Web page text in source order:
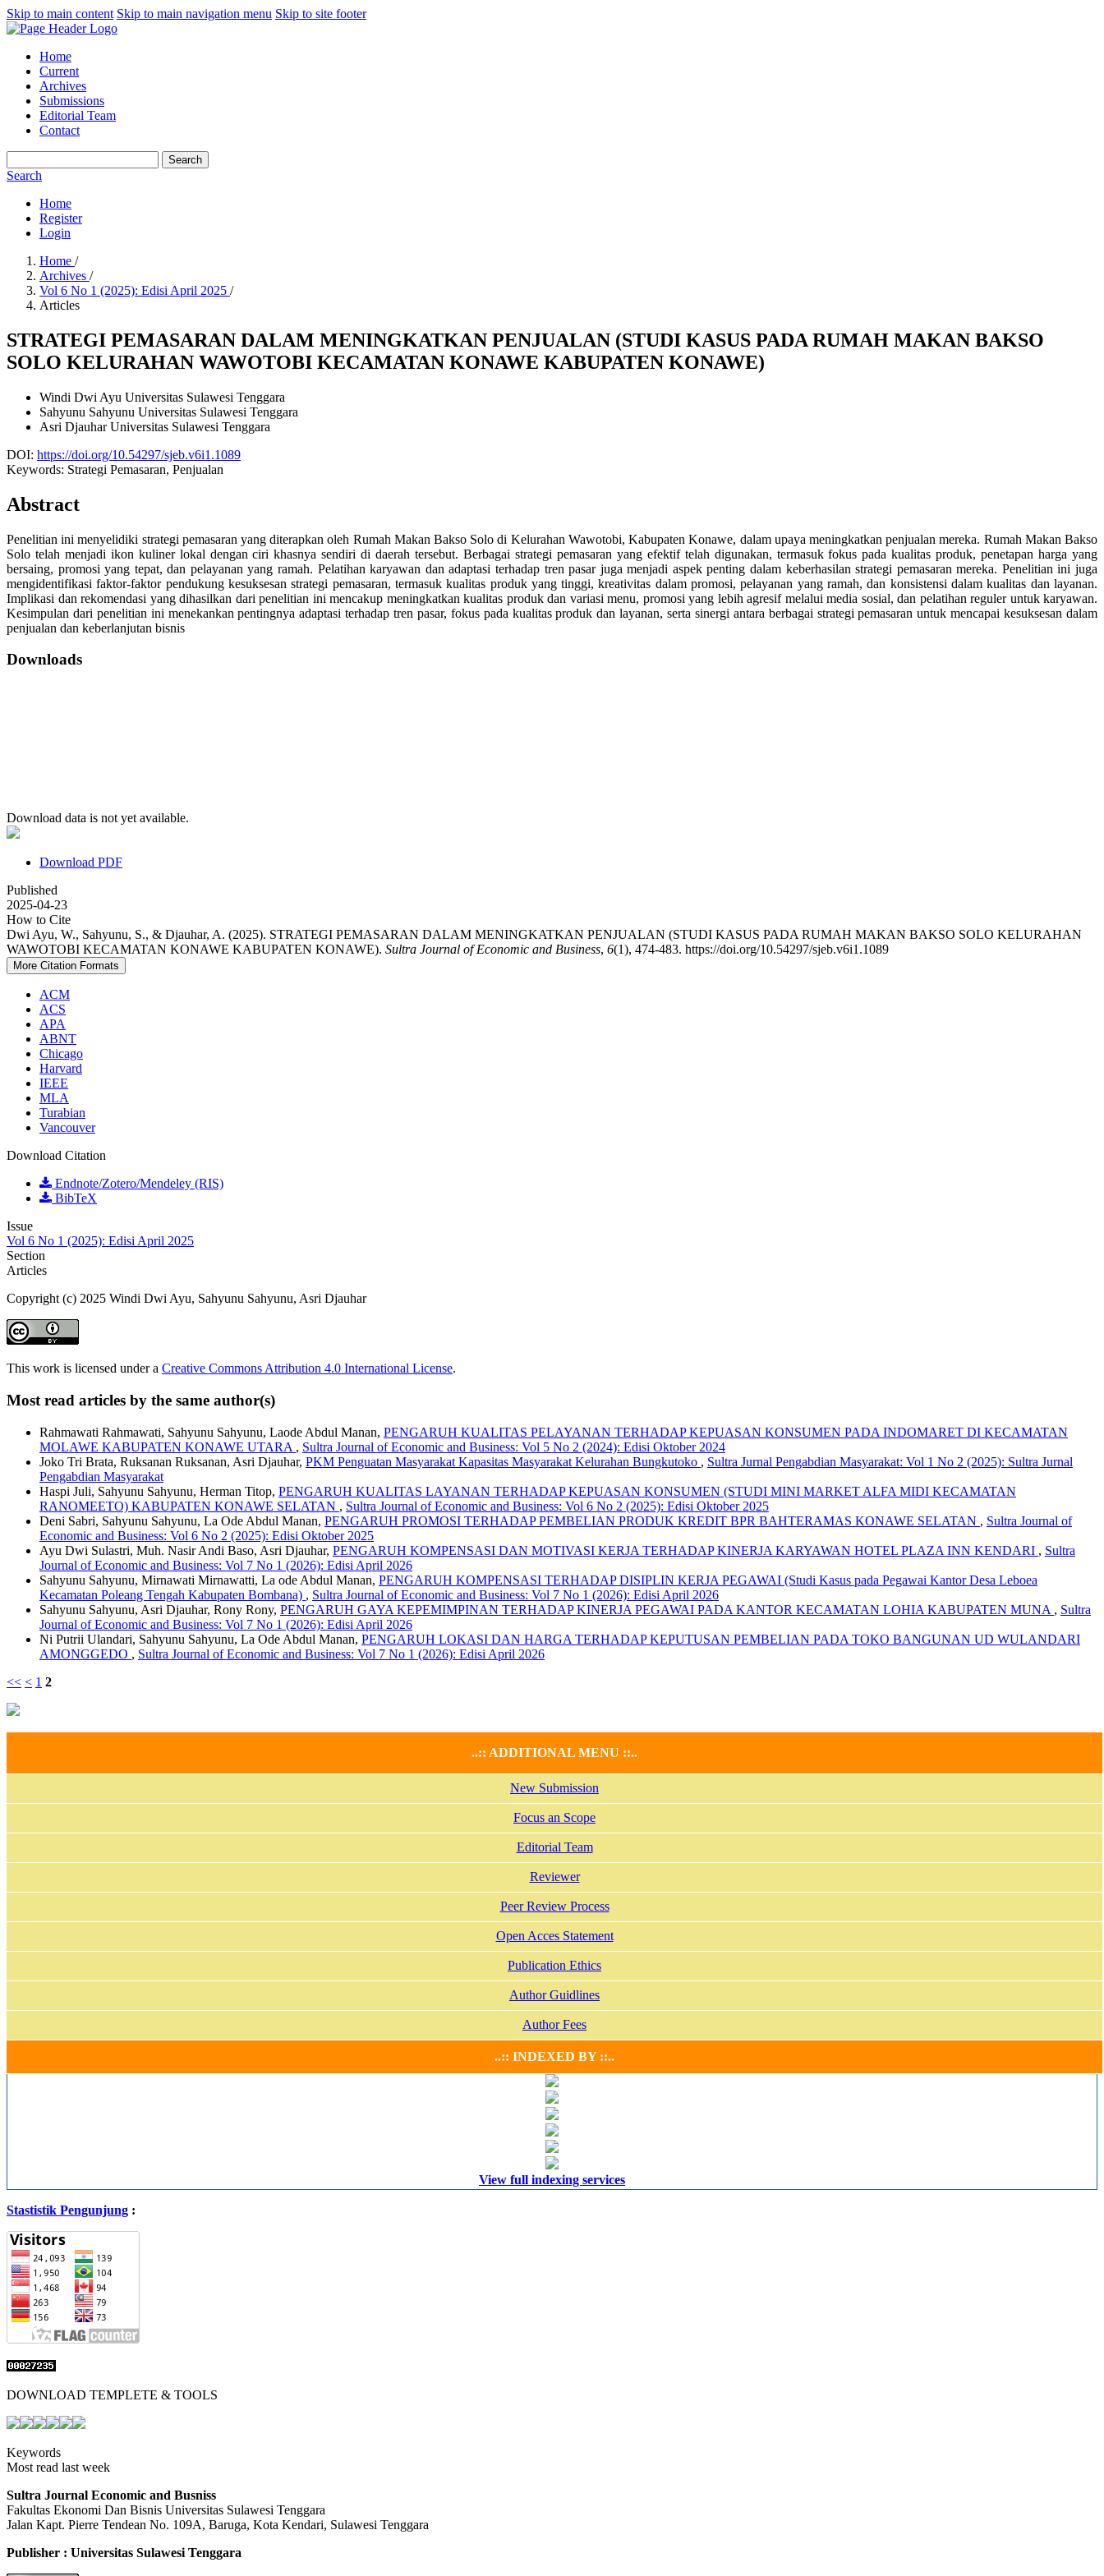
Skip to main content Skip to main navigation menu Skip to site footer
Home
Current
Archives
Submissions
Editorial Team
Contact
Search
Search
Home
Register
Login
Home /
Archives /
Vol 6 No 1 (2025): Edisi April 2025 /
Articles
STRATEGI PEMASARAN DALAM MENINGKATKAN PENJUALAN (STUDI KASUS PADA RUMAH MAKAN BAKSO
SOLO KELURAHAN WAWOTOBI KECAMATAN KONAWE KABUPATEN KONAWE)
Windi Dwi Ayu Universitas Sulawesi Tenggara
Sahyunu Sahyunu Universitas Sulawesi Tenggara
Asri DjauharUniversitas Sulawesi Tenggara
DOI: https://doi.org/10.54297/sjeb.v6i1.1089
Keywords: Strategi Pemasaran, Penjualan
Abstract
Penelitian ini menyelidiki strategi pemasaran yang diterapkan oleh Rumah Makan Bakso Solo di Kelurahan Wawotobi, Kabupaten Konawe, dalam upaya meningkatkan penjualan mereka. Rumah Makan Bakso
Solo telah menjadi ikon kuliner lokal dengan ciri khasnya sendiri di daerah tersebut. Berbagai strategi pemasaran yang efektif telah digunakan, termasuk fokus pada kualitas produk, penetapan harga yang
bersaing, promosi yang tepat, dan pelayanan yang ramah. Pelatihan karyawan dan adaptasi terhadap tren pasar juga menjadi aspek penting dalam keberhasilan strategi pemasaran mereka. Penelitian ini juga
mengidentifikasi faktor-faktor pendukung kesuksesan strategi pemasaran, termasuk kualitas produk yang tinggi, kreativitas dalam promosi, pelayanan yang ramah, dan konsistensi dalam kualitas dan layanan.
Implikasi dan rekomendasi yang dihasilkan dari penelitian ini mencakup meningkatkan kualitas produk dan variasi menu, promosi yang lebih agresif melalui media sosial, dan pelatihan reguler untuk karyawan.
Kesimpulan dari penelitian ini menekankan pentingnya adaptasi terhadap tren pasar, fokus pada kualitas produk dan layanan, serta sinergi antara berbagai strategi pemasaran untuk mencapai kesuksesan dalam
penjualan dan keberlanjutan bisnis
Downloads
Download data is not yet available.
Download PDF
Published
2025-04-23
How to Cite
Dwi Ayu, W., Sahyunu, S., & Djauhar, A. (2025). STRATEGI PEMASARAN DALAM MENINGKATKAN PENJUALAN (STUDI KASUS PADA RUMAH MAKAN BAKSO SOLO KELURAHAN
WAWOTOBI KECAMATAN KONAWE KABUPATEN KONAWE). Sultra Journal of Economic and Business, 6(1), 474-483. https://doi.org/10.54297/sjeb.v6i1.1089
More Citation Formats
ACM
ACS
APA
ABNT
Chicago
Harvard
IEEE
MLA
Turabian
Vancouver
Download Citation
Endnote/Zotero/Mendeley (RIS)
BibTeX
Issue
Vol 6 No 1 (2025): Edisi April 2025
Section
Articles
Copyright (c) 2025 Windi Dwi Ayu, Sahyunu Sahyunu, Asri Djauhar
This work is licensed under a Creative Commons Attribution 4.0 International License.
Most read articles by the same author(s)
Rahmawati Rahmawati, Sahyunu Sahyunu, Laode Abdul Manan, PENGARUH KUALITAS PELAYANAN TERHADAP KEPUASAN KONSUMEN PADA INDOMARET DI KECAMATAN
MOLAWE KABUPATEN KONAWE UTARA , Sultra Journal of Economic and Business: Vol 5 No 2 (2024): Edisi Oktober 2024
Joko Tri Brata, Ruksanan Ruksanan, Asri Djauhar, PKM Penguatan Masyarakat Kapasitas Masyarakat Kelurahan Bungkutoko , Sultra Jurnal Pengabdian Masyarakat: Vol 1 No 2 (2025): Sultra Jurnal
Pengabdian Masyarakat
Haspi Juli, Sahyunu Sahyunu, Herman Titop, PENGARUH KUALITAS LAYANAN TERHADAP KEPUASAN KONSUMEN (STUDI MINI MARKET ALFA MIDI KECAMATAN
RANOMEETO) KABUPATEN KONAWE SELATAN , Sultra Journal of Economic and Business: Vol 6 No 2 (2025): Edisi Oktober 2025
Deni Sabri, Sahyunu Sahyunu, La Ode Abdul Manan, PENGARUH PROMOSI TERHADAP PEMBELIAN PRODUK KREDIT BPR BAHTERAMAS KONAWE SELATAN , Sultra Journal of
Economic and Business: Vol 6 No 2 (2025): Edisi Oktober 2025
Ayu Dwi Sulastri, Muh. Nasir Andi Baso, Asri Djauhar, PENGARUH KOMPENSASI DAN MOTIVASI KERJA TERHADAP KINERJA KARYAWAN HOTEL PLAZA INN KENDARI , Sultra
Journal of Economic and Business: Vol 7 No 1 (2026): Edisi April 2026
Sahyunu Sahyunu, Mirnawati Mirnawatti, La ode Abdul Manan, PENGARUH KOMPENSASI TERHADAP DISIPLIN KERJA PEGAWAI (Studi Kasus pada Pegawai Kantor Desa Leboea
Kecamatan Poleang Tengah Kabupaten Bombana) , Sultra Journal of Economic and Business: Vol 7 No 1 (2026): Edisi April 2026
Sahyunu Sahyunu, Asri Djauhar, Rony Rony, PENGARUH GAYA KEPEMIMPINAN TERHADAP KINERJA PEGAWAI PADA KANTOR KECAMATAN LOHIA KABUPATEN MUNA , Sultra
Journal of Economic and Business: Vol 7 No 1 (2026): Edisi April 2026
Ni Putrii Ulandari, Sahyunu Sahyunu, La Ode Abdul Manan, PENGARUH LOKASI DAN HARGA TERHADAP KEPUTUSAN PEMBELIAN PADA TOKO BANGUNAN UD WULANDARI
AMONGGEDO , Sultra Journal of Economic and Business: Vol 7 No 1 (2026): Edisi April 2026
<< < 1 2
..:: ADDITIONAL MENU ::..
New Submission
Focus an Scope
Editorial Team
Reviewer
Peer Review Process
Open Acces Statement
Publication Ethics
Author Guidlines
Author Fees
..:: INDEXED BY ::..
View full indexing services
Stastistik Pengunjung :
DOWNLOAD TEMPLETE & TOOLS
Keywords
Most read last week
Sultra Journal Economic and Busniss
Fakultas Ekonomi Dan Bisnis Universitas Sulawesi Tenggara
Jalan Kapt. Pierre Tendean No. 109A, Baruga, Kota Kendari, Sulawesi Tenggara
Publisher : Universitas Sulawesi Tenggara